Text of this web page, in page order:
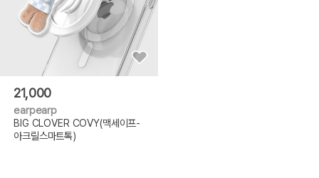
21,000
earpearp
BIG CLOVER COVY(맥세이프-
아크릴스마트톡)